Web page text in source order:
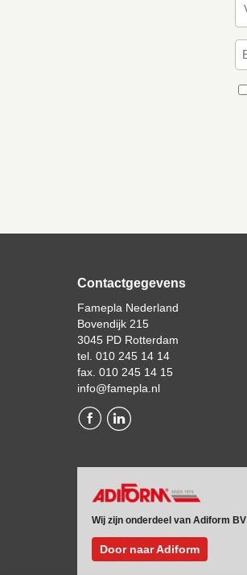
Contactgegevens
Famepla Nederland
Bovendijk 215
3045 PD Rotterdam
tel. 010 245 14 14
fax. 010 245 14 15
info@famepla.nl
Wij zijn onderdeel van Adiform BV
Door naar Adiform